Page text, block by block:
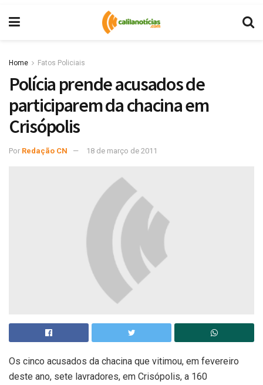
Home Fatos Policiais
Polícia prende acusados de
participarem da chacina em
Crisópolis
Por Redação CN 18 de março de 2011
Os cinco acusados da chacina que vitimou, em fevereiro
deste ano, sete lavradores, em Crisópolis, a 160